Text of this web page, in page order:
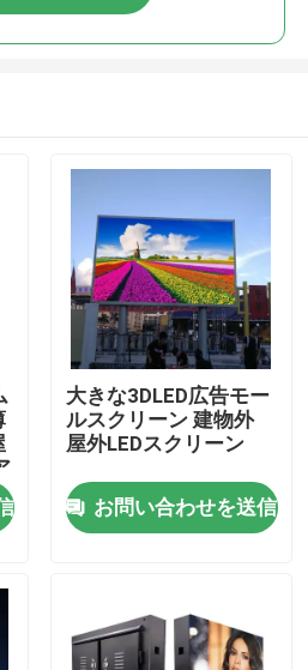
大きな3DLED広告モー
ルスクリーン 建物外
屋外LEDスクリーン
お問い合わせを送信